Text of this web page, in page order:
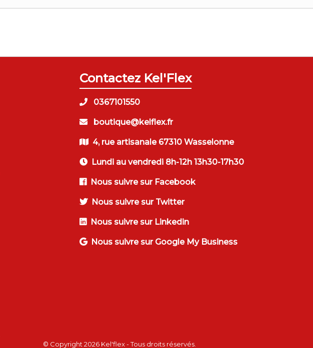
Contactez Kel'Flex
0367101550
boutique@kelflex.fr
4, rue artisanale 67310 Wasselonne
Lundi au vendredi 8h-12h 13h30-17h30
Nous suivre sur Facebook
Nous suivre sur Twitter
Nous suivre sur Linkedin
Nous suivre sur Google My Business
© Copyright 2026 Kel'flex- Tous droits réservés.